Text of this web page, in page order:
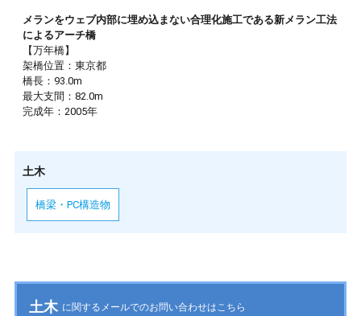
メランをウェブ内部に埋め込まない合理化施工である新メラン工法
によるアーチ橋
【万年橋】
架橋位置：東京都
橋長：93.0m
最大支間：82.0m
完成年：2005年
土木
橋梁・PC構造物
土木 に関するメールでのお問い合わせはこちら